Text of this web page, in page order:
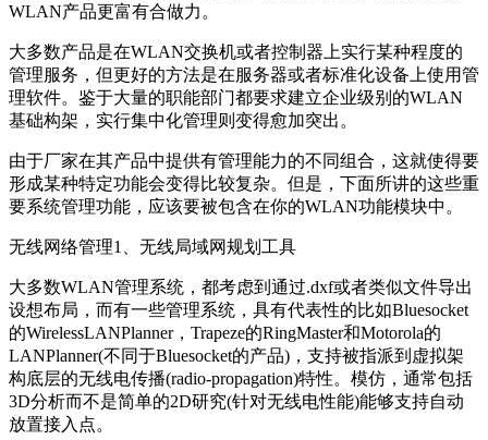
WLAN产品更富有合做力。
大多数产品是在WLAN交换机或者控制器上实行某种程度的
管理服务，但更好的方法是在服务器或者标准化设备上使用管
理软件。鉴于大量的职能部门都要求建立企业级别的WLAN
基础构架，实行集中化管理则变得愈加突出。
由于厂家在其产品中提供有管理能力的不同组合，这就使得要
形成某种特定功能会变得比较复杂。但是，下面所讲的这些重
要系统管理功能，应该要被包含在你的WLAN功能模块中。
无线网络管理1、无线局域网规划工具
大多数WLAN管理系统，都考虑到通过.dxf或者类似文件导出
设想布局，而有一些管理系统，具有代表性的比如Bluesocket
的WirelessLANPlanner，Trapeze的RingMaster和Motorola的
LANPlanner(不同于Bluesocket的产品)，支持被指派到虚拟架
构底层的无线电传播(radio-propagation)特性。模仿，通常包括
3D分析而不是简单的2D研究(针对无线电性能)能够支持自动
放置接入点。